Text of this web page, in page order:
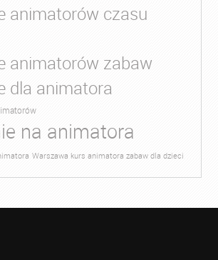
animatorów czasu
animatorów zabaw
dla animatora
na animatora
Warszawa kurs animatora zabaw dla dzieci